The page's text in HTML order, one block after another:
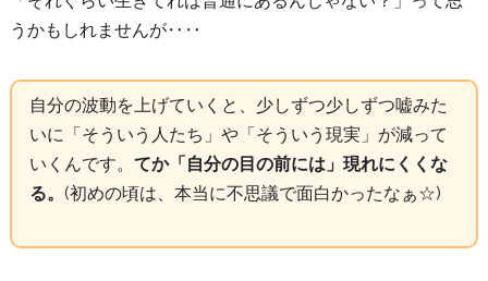
うかもしれませんが‥‥
自分の波動を上げていくと、少しずつ少しずつ嘘みた
いに「そういう人たち」や「そういう現実」が減って
いくんです。 てか「自分の目の前には」現れにくくな
る。 (初めの頃は、本当に不思議で面白かったなぁ☆)